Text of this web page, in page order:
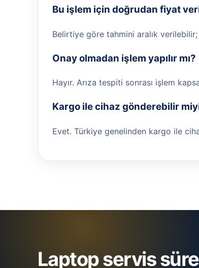
Bu işlem için doğrudan fiyat
Belirtiye göre tahmini aralık
Onay olmadan işlem yapılır mı?
Hayır. Arıza tespiti sonrası işlem
Kargo ile cihaz gönderebilir
Evet. Türkiye genelinden kargo ile
Laptop servis